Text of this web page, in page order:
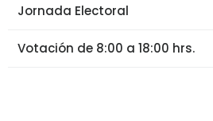
Jornada Electoral
Votación de 8:00 a 18:00 hrs.